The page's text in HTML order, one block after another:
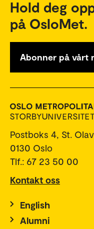
Hold deg
på OsloMet.
Abonner på vårt
Postboks 4, St.
0130 Oslo
Tlf.: 67 23 50 00
Kontakt oss
English
Alumni